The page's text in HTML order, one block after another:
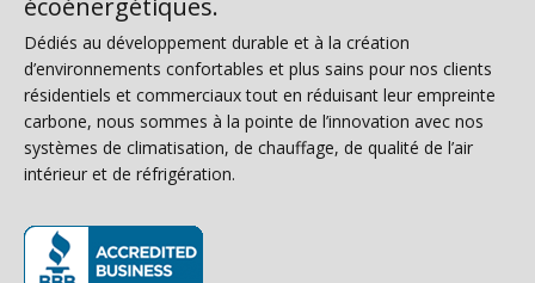
Dédiés au développement durable et à la création
d’environnements confortables et plus sains pour nos clients
résidentiels et commerciaux tout en réduisant leur empreinte
carbone, nous sommes à la pointe de l’innovation avec nos
systèmes de climatisation, de chauffage, de qualité de l’air
intérieur et de réfrigération.